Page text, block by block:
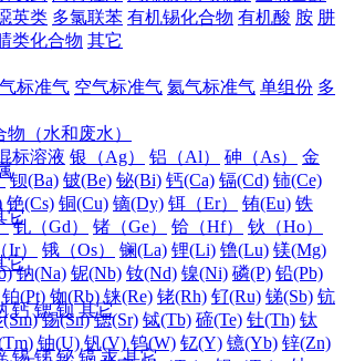
英类 多氯联苯 有机锡化合物 有机酸 胺 肼
类化合物 其它
标准气 空气标准气 氦气标准气 单组份 多
（水和废水）
标溶液 银（Ag） 铝（Al） 砷（As）
金
钡(Ba) 铍(Be) 铋(Bi) 钙(Ca) 镉(Cd) 铈(Ce)
铯(Cs) 铜(Cu) 镝(Dy) 铒（Er） 铕(Eu) 铁
钆（Gd） 锗（Ge） 铪（Hf）
钬（Ho）
Ir） 锇（Os） 镧(La) 锂(Li) 镥(Lu) 镁(Mg)
钠(Na) 铌(Nb) 钕(Nd) 镍(Ni) 磷(P) 铅(Pb)
铂(Pt) 铷(Rb) 铼(Re) 铑(Rh) 钌(Ru) 锑(Sb) 钪
锡(Sn) 锶(Sr) 铽(Tb) 碲(Te) 钍(Th) 钛
铀(U) 钒(V) 钨(W) 钇(Y) 镱(Yb) 锌(Zn)
它
它
钙 锶 钡 其它
锡 锑 铋 镉 汞 其它